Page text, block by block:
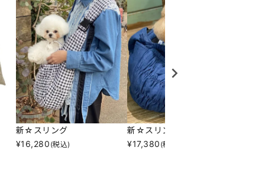
新☆スリング
¥16,280 (税込)
新☆スリング
¥17,380 (税込)